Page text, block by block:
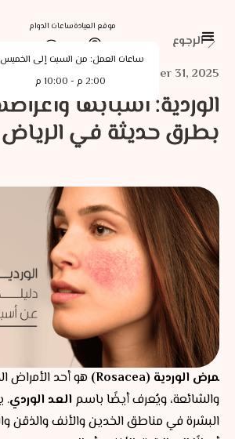
ساعات الدوام
ساعات العمل: من السبت إلى
2:00 م - 10:00 م
موقع العيادة
الرجوع
December 31, 2025
الوردية: أسبابها
بطرق حديثة في الرياض
مرض الوردية (Rosacea)
هو أحد الأمراض
والشائعة، ويُعرف أيضًا باسم العد الوردي.
البشرة في مناطق الخدين والأنف والذقن